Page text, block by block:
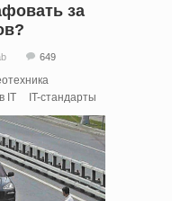
за
649
IT IT-стандарты